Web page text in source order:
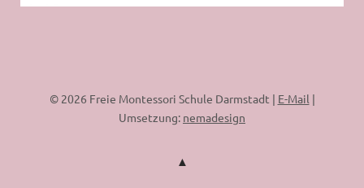
© 2026 Freie Montessori Schule Darmstadt | E-Mail |
Umsetzung: nemadesign